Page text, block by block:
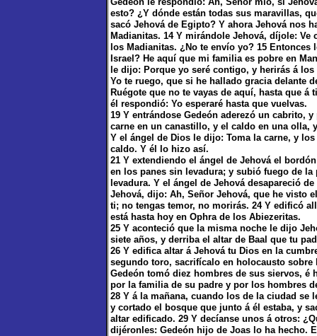
esto? ¿Y dónde están todas sus maravillas,
sacó Jehová de Egipto? Y ahora Jehová nos
Madianitas. 14 Y mirándole Jehová, díjole:
los Madianitas. ¿No te envío yo? 15
Israel? He aquí que mi familia es pobre en
le dijo: Porque yo seré contigo, y herirás á
Yo te ruego, que si he hallado gracia delante
Ruégote que no te vayas de aquí, hasta que
él respondió: Yo esperaré hasta que vuelvas.
19 Y entrándose Gedeón aderezó un cabrito,
carne en un canastillo, y el caldo en una olla,
Y el ángel de Dios le dijo: Toma la carne, y
caldo. Y él lo hizo así.
21 Y extendiendo el ángel de Jehová el
en los panes sin levadura; y subió fuego de
levadura. Y el ángel de Jehová desapareció
Jehová, dijo: Ah, Señor Jehová, que he visto
ti; no tengas temor, no morirás. 24 Y edificó
está hasta hoy en Ophra de los Abiezeritas.
25 Y aconteció que la misma noche le dijo
siete años, y derriba el altar de Baal que tu
26 Y edifica altar á Jehová tu Dios en la
segundo toro, sacrifícalo en holocausto sobre
Gedeón tomó diez hombres de sus siervos,
por la familia de su padre y por los hombres
28 Y á la mañana, cuando los de la ciudad se
y cortado el bosque que junto á él estaba, y
altar edificado. 29 Y decíanse unos á otros:
dijéronles: Gedeón hijo de Joas lo ha hecho.